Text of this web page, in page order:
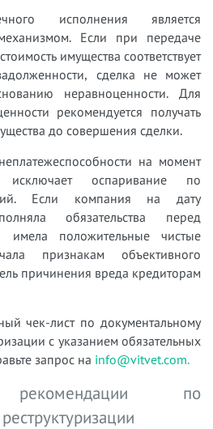
исполнения является
Если при передаче
имущества соответствует
сделка не может
неравноценности. Для
рекомендуется получать
до совершения сделки.
на момент
оспаривание по
Если компания на дату
обязательства перед
имела положительные чистые
признакам объективного
причинения вреда кредиторам
чек-лист по документальному
с указанием обязательных
запрос на info@vitvet.com.
рекомендации по